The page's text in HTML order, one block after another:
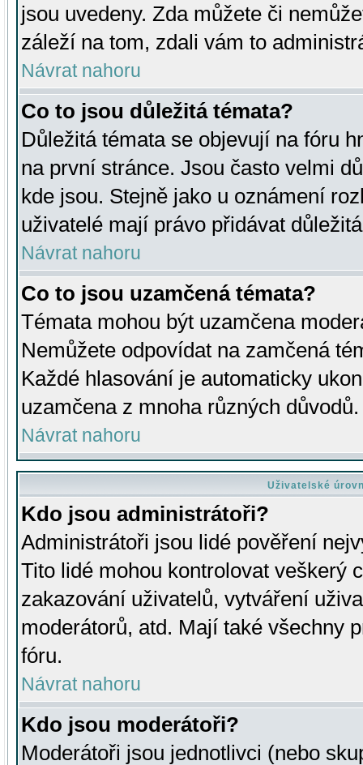
jsou uvedeny. Zda můžete či
záleží na tom, zdali vám to
Návrat nahoru
Co to jsou důležitá témata?
Důležitá témata se objevují na fóru
na první stránce. Jsou často velmi
kde jsou. Stejně jako u oznámení
uživatelé mají právo přidávat
Návrat nahoru
Co to jsou uzamčená témata?
Témata mohou být uzamčena
Nemůžete odpovídat na zamčená
Každé hlasování je automaticky
uzamčena z mnoha různých důvodů.
Návrat nahoru
Uživatelské
Kdo jsou administrátoři?
Administrátoři jsou lidé pověření
Tito lidé mohou kontrolovat veškerý
zakazování uživatelů, vytváření
moderátorů, atd. Mají také všechny
fóru.
Návrat nahoru
Kdo jsou moderátoři?
Moderátoři jsou jednotlivci (nebo